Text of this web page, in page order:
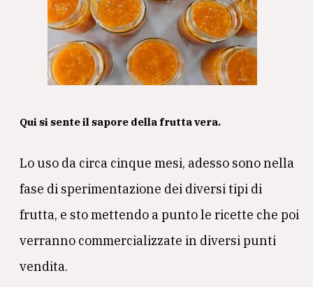
Qui si sente il sapore della frutta vera.
Lo uso da circa cinque mesi, adesso sono nella
fase di sperimentazione dei diversi tipi di
frutta, e sto mettendo a punto le ricette che poi
verranno commercializzate in diversi punti
vendita.